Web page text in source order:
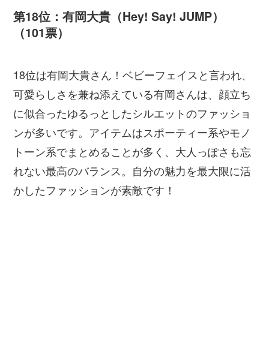
第18位：有岡大貴（Hey! Say! JUMP）
（101票）
18位は有岡大貴さん！ベビーフェイスと言われ、
可愛らしさを兼ね添えている有岡さんは、顔立ち
に似合ったゆるっとしたシルエットのファッショ
ンが多いです。アイテムはスポーティー系やモノ
トーン系でまとめることが多く、大人っぽさも忘
れない最高のバランス。自分の魅力を最大限に活
かしたファッションが素敵です！